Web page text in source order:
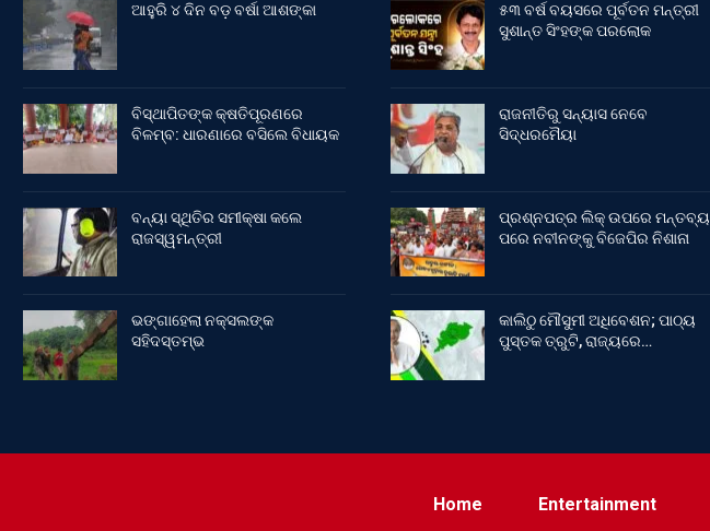
ଆହୁରି ୪ ଦିନ ବଡ଼ ବର୍ଷା ଆଶଙ୍କା
ବିସ୍ଥାପିତଙ୍କ କ୍ଷତିପୂରଣରେ
ବିଳମ୍ବ: ଧାରଣାରେ ବସିଲେ ବିଧାୟକ
ବନ୍ୟା ସ୍ଥିତିର ସମୀକ୍ଷା କଲେ
ରାଜସ୍ୱମନ୍ତ୍ରୀ
ଭଙ୍ଗାହେଲା ନକ୍ସଲଙ୍କ
ସହିଦସ୍ତମ୍ଭ
୫୩ ବର୍ଷ ବୟସରେ ପୂର୍ବତନ ମନ୍ତ୍ରୀ
ସୁଶାନ୍ତ ସିଂହଙ୍କ ପରଲୋକ
ରାଜନୀତିରୁ ସନ୍ୟାସ ନେବେ
ସିଦ୍ଧରମୈୟା
ପ୍ରଶ୍ନପତ୍ର ଲିକ୍ ଉପରେ ମନ୍ତବ୍ୟ
ପରେ ନବୀନଙ୍କୁ ବିଜେପିର ନିଶାନା
କାଲିଠୁ ମୌସୁମୀ ଅଧିବେଶନ; ପାଠ୍ୟ
ପୁସ୍ତକ ତ୍ରୁଟି, ରାଜ୍ୟରେ…
Home Entertainment